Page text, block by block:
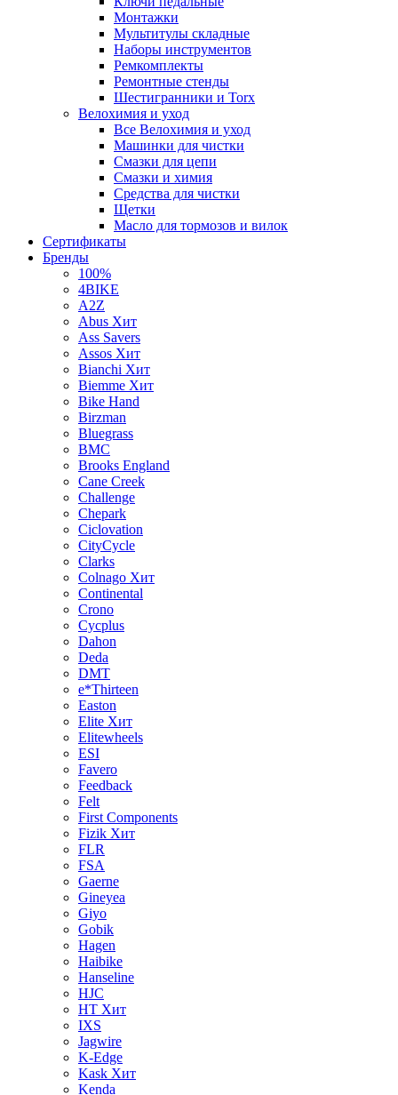
Монтажки
Мультитулы складные
Наборы инструментов
Ремкомплекты
Ремонтные стенды
Шестигранники и Torx
Велохимия и уход
Все Велохимия и уход
Машинки для чистки
Смазки для цепи
Смазки и химия
Средства для чистки
Щетки
Масло для тормозов и вилок
Сертификаты
Бренды
100%
4BIKE
A2Z
Abus Хит
Ass Savers
Assos Хит
Bianchi Хит
Biemme Хит
Bike Hand
Birzman
Bluegrass
BMC
Brooks England
Cane Creek
Challenge
Chepark
Ciclovation
CityCycle
Clarks
Colnago Хит
Continental
Crono
Cycplus
Dahon
Deda
DMT
e*Thirteen
Easton
Elite Хит
Elitewheels
ESI
Favero
Feedback
Felt
First Components
Fizik Хит
FLR
FSA
Gaerne
Gineyea
Giyo
Gobik
Hagen
Haibike
Hanseline
HJC
HT Хит
IXS
Jagwire
K-Edge
Kask Хит
Kenda